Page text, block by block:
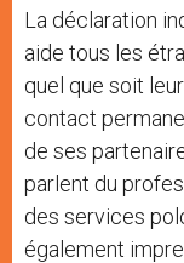
La déclaration
aide tous les
quel que soit
contact
de ses
parlent du
des services
également